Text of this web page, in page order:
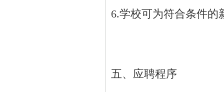
6.学校可为符合条件的
五、应聘程序